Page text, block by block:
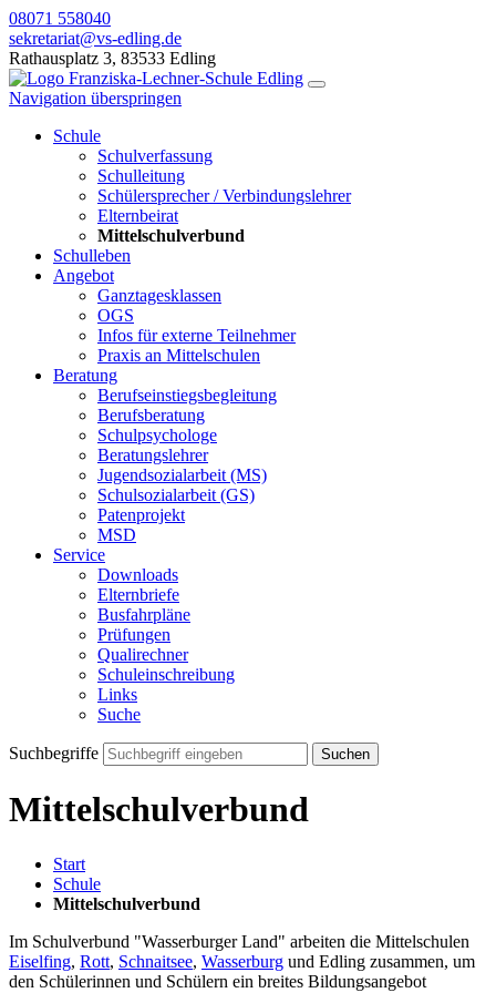
08071 558040
sekretariat@vs-edling.de
Rathausplatz 3, 83533 Edling
Navigation überspringen
Schule
Schulverfassung
Schulleitung
Schülersprecher / Verbindungslehrer
Elternbeirat
Mittelschulverbund
Schulleben
Angebot
Ganztagesklassen
OGS
Infos für externe Teilnehmer
Praxis an Mittelschulen
Beratung
Berufseinstiegsbegleitung
Berufsberatung
Schulpsychologe
Beratungslehrer
Jugendsozialarbeit (MS)
Schulsozialarbeit (GS)
Patenprojekt
MSD
Service
Downloads
Elternbriefe
Busfahrpläne
Prüfungen
Qualirechner
Schuleinschreibung
Links
Suche
Suchbegriffe Suchen
Mittelschulverbund
Start
Schule
Mittelschulverbund
Im Schulverbund "Wasserburger Land" arbeiten die Mittelschulen
Eiselfing, Rott, Schnaitsee, Wasserburg und Edling zusammen, um
den Schülerinnen und Schülern ein breites Bildungsangebot